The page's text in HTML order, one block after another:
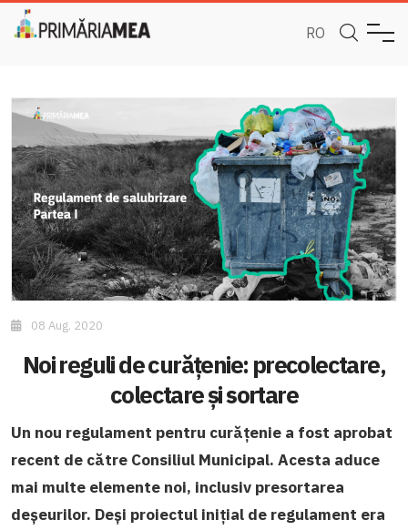
RO
08 Aug. 2020
Noi reguli de curățenie: precolectare,
colectare și sortare
Un nou regulament pentru curățenie a fost aprobat
recent de către Consiliul Municipal. Acesta aduce
mai multe elemente noi, inclusiv presortarea
deșeurilor. Deși proiectul inițial de regulament era